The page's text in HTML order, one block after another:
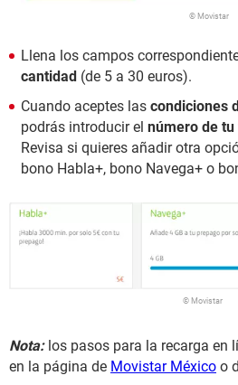
© Movistar
Llena los campos
cantidad (de 5 a 30 euros).
Cuando aceptes las condiciones
podrás introducir el número de
Revisa si quieres añadir otra
bono Habla+, bono Navega+ o
© Movistar
Nota: los pasos para la recarga en
en la página de Movistar México o